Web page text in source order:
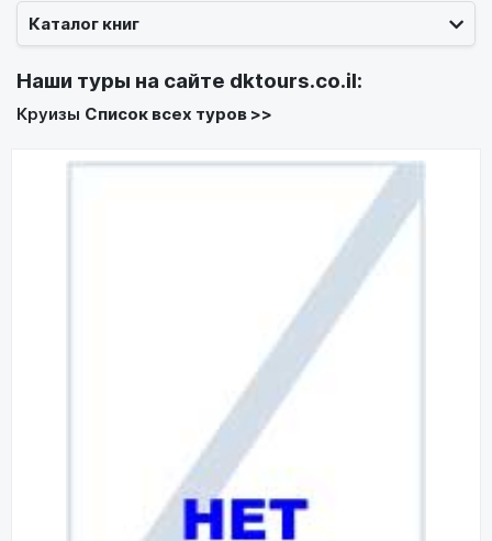
Каталог книг
Наши туры на сайте dktours.co.il:
Круизы Список всех туров >>